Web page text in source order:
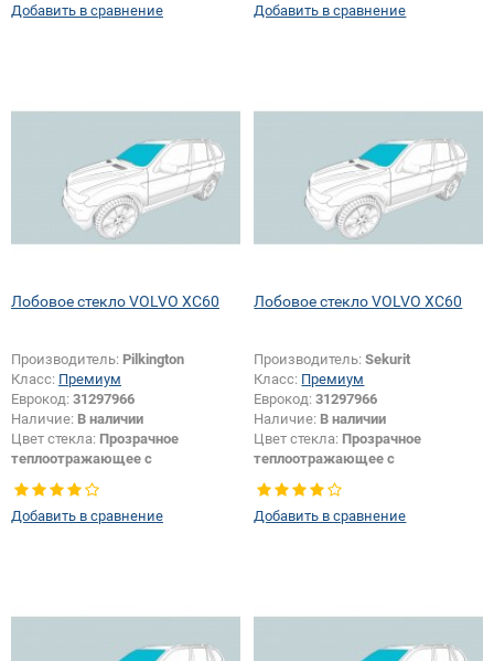
крепления зеркала:Да
Добавить в сравнение
символов в коде:Да
Добавить в сравнение
Лобовое стекло VOLVO XC60
Производитель: Pilkington
Класс: Премиум
Еврокод: 31297966
Наличие: В наличии
Цвет стекла: Прозрачное
теплоотражающее с
шумоизоляцией
Цвет полосы:
Тип кузова:Внедорожник
Добавить в сравнение
Лобовое стекло VOLVO XC60
Производитель:Sekurit
Класс: Премиум
Еврокод:31297966
Наличие: В наличии
Цвет стекла: Прозрачное
теплоотражающее с
шумоизоляцией
Цвет полосы:
Тип кузова:Внедорожник
Добавить в сравнение